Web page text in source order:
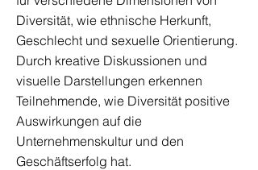
Diversität, wie ethnische Herkunft,
Geschlecht und sexuelle Orientierung.
Durch kreative Diskussionen und
visuelle Darstellungen erkennen
Teilnehmende, wie Diversität positive
Auswirkungen auf die
Unternehmenskultur und den
Geschäftserfolg hat.